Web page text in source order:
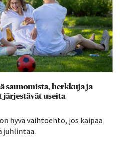
saunomista, herkkuja ja
järjestävät useita
hyvä vaihtoehto, jos kaipaa
juhlintaa.